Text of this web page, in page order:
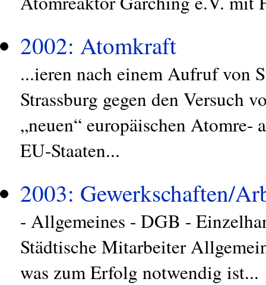
2002: Atomkraft
...ieren nach einem Aufruf von
Strassburg gegen den Versuch
„neuen“ europäischen
EU-Staaten...
2003: Gewerkschaften/
- Allgemeines - DGB -
Städtische Mitarbeiter
was zum Erfolg notwendig ist...